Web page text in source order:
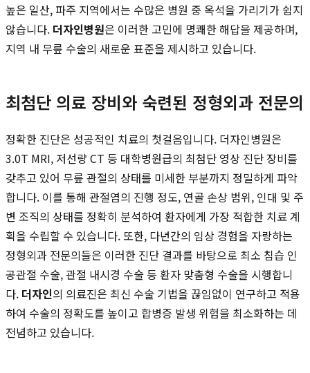
높은 일산, 파주 지역에서는 수많은 병원 중 옥석을 가리기가 쉽지
않습니다. 더자인병원은 이러한 고민에 명쾌한 해답을 제공하며,
지역 내 무릎 수술의 새로운 표준을 제시하고 있습니다.
최첨단 의료 장비와 숙련된 정형외과 전문의
정확한 진단은 성공적인 치료의 첫걸음입니다. 더자인병원은
3.0T MRI, 저선량 CT 등 대학병원급의 최첨단 영상 진단 장비를
갖추고 있어 무릎 관절의 상태를 미세한 부분까지 정밀하게 파악
합니다. 이를 통해 관절염의 진행 정도, 연골 손상 범위, 인대 및 주
변 조직의 상태를 정확히 분석하여 환자에게 가장 적합한 치료 계
획을 수립할 수 있습니다. 또한, 다년간의 임상 경험을 자랑하는
정형외과 전문의들은 이러한 진단 결과를 바탕으로 최소 침습 인
공관절 수술, 관절 내시경 수술 등 환자 맞춤형 수술을 시행합니
다. 더자인의 의료진은 최신 수술 기법을 끊임없이 연구하고 적용
하여 수술의 정확도를 높이고 합병증 발생 위험을 최소화하는 데
전념하고 있습니다.